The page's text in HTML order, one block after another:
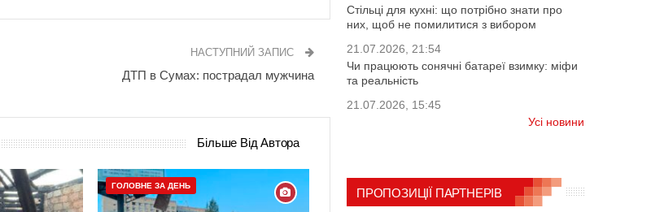
НАСТУПНИЙ ЗАПИС
ДТП в Сумах: пострадал мужчина
Більше Від Автора
ГОЛОВНЕ ЗА ДЕНЬ
Стільці для кухні: що потрібно знати про
них, щоб не помилитися з вибором
21.07.2026, 21:54
Чи працюють сонячні батареї взимку: міфи
та реальність
21.07.2026, 15:45
Усі новини
ПРОПОЗИЦІЇ ПАРТНЕРІВ